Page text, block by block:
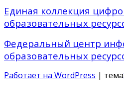
Единая коллекция
образовательных
Федеральный центр
образовательных
Работает на WordPress | тема